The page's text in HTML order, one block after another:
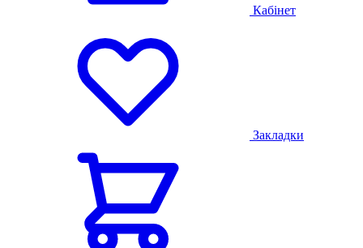
Кабінет
Закладки